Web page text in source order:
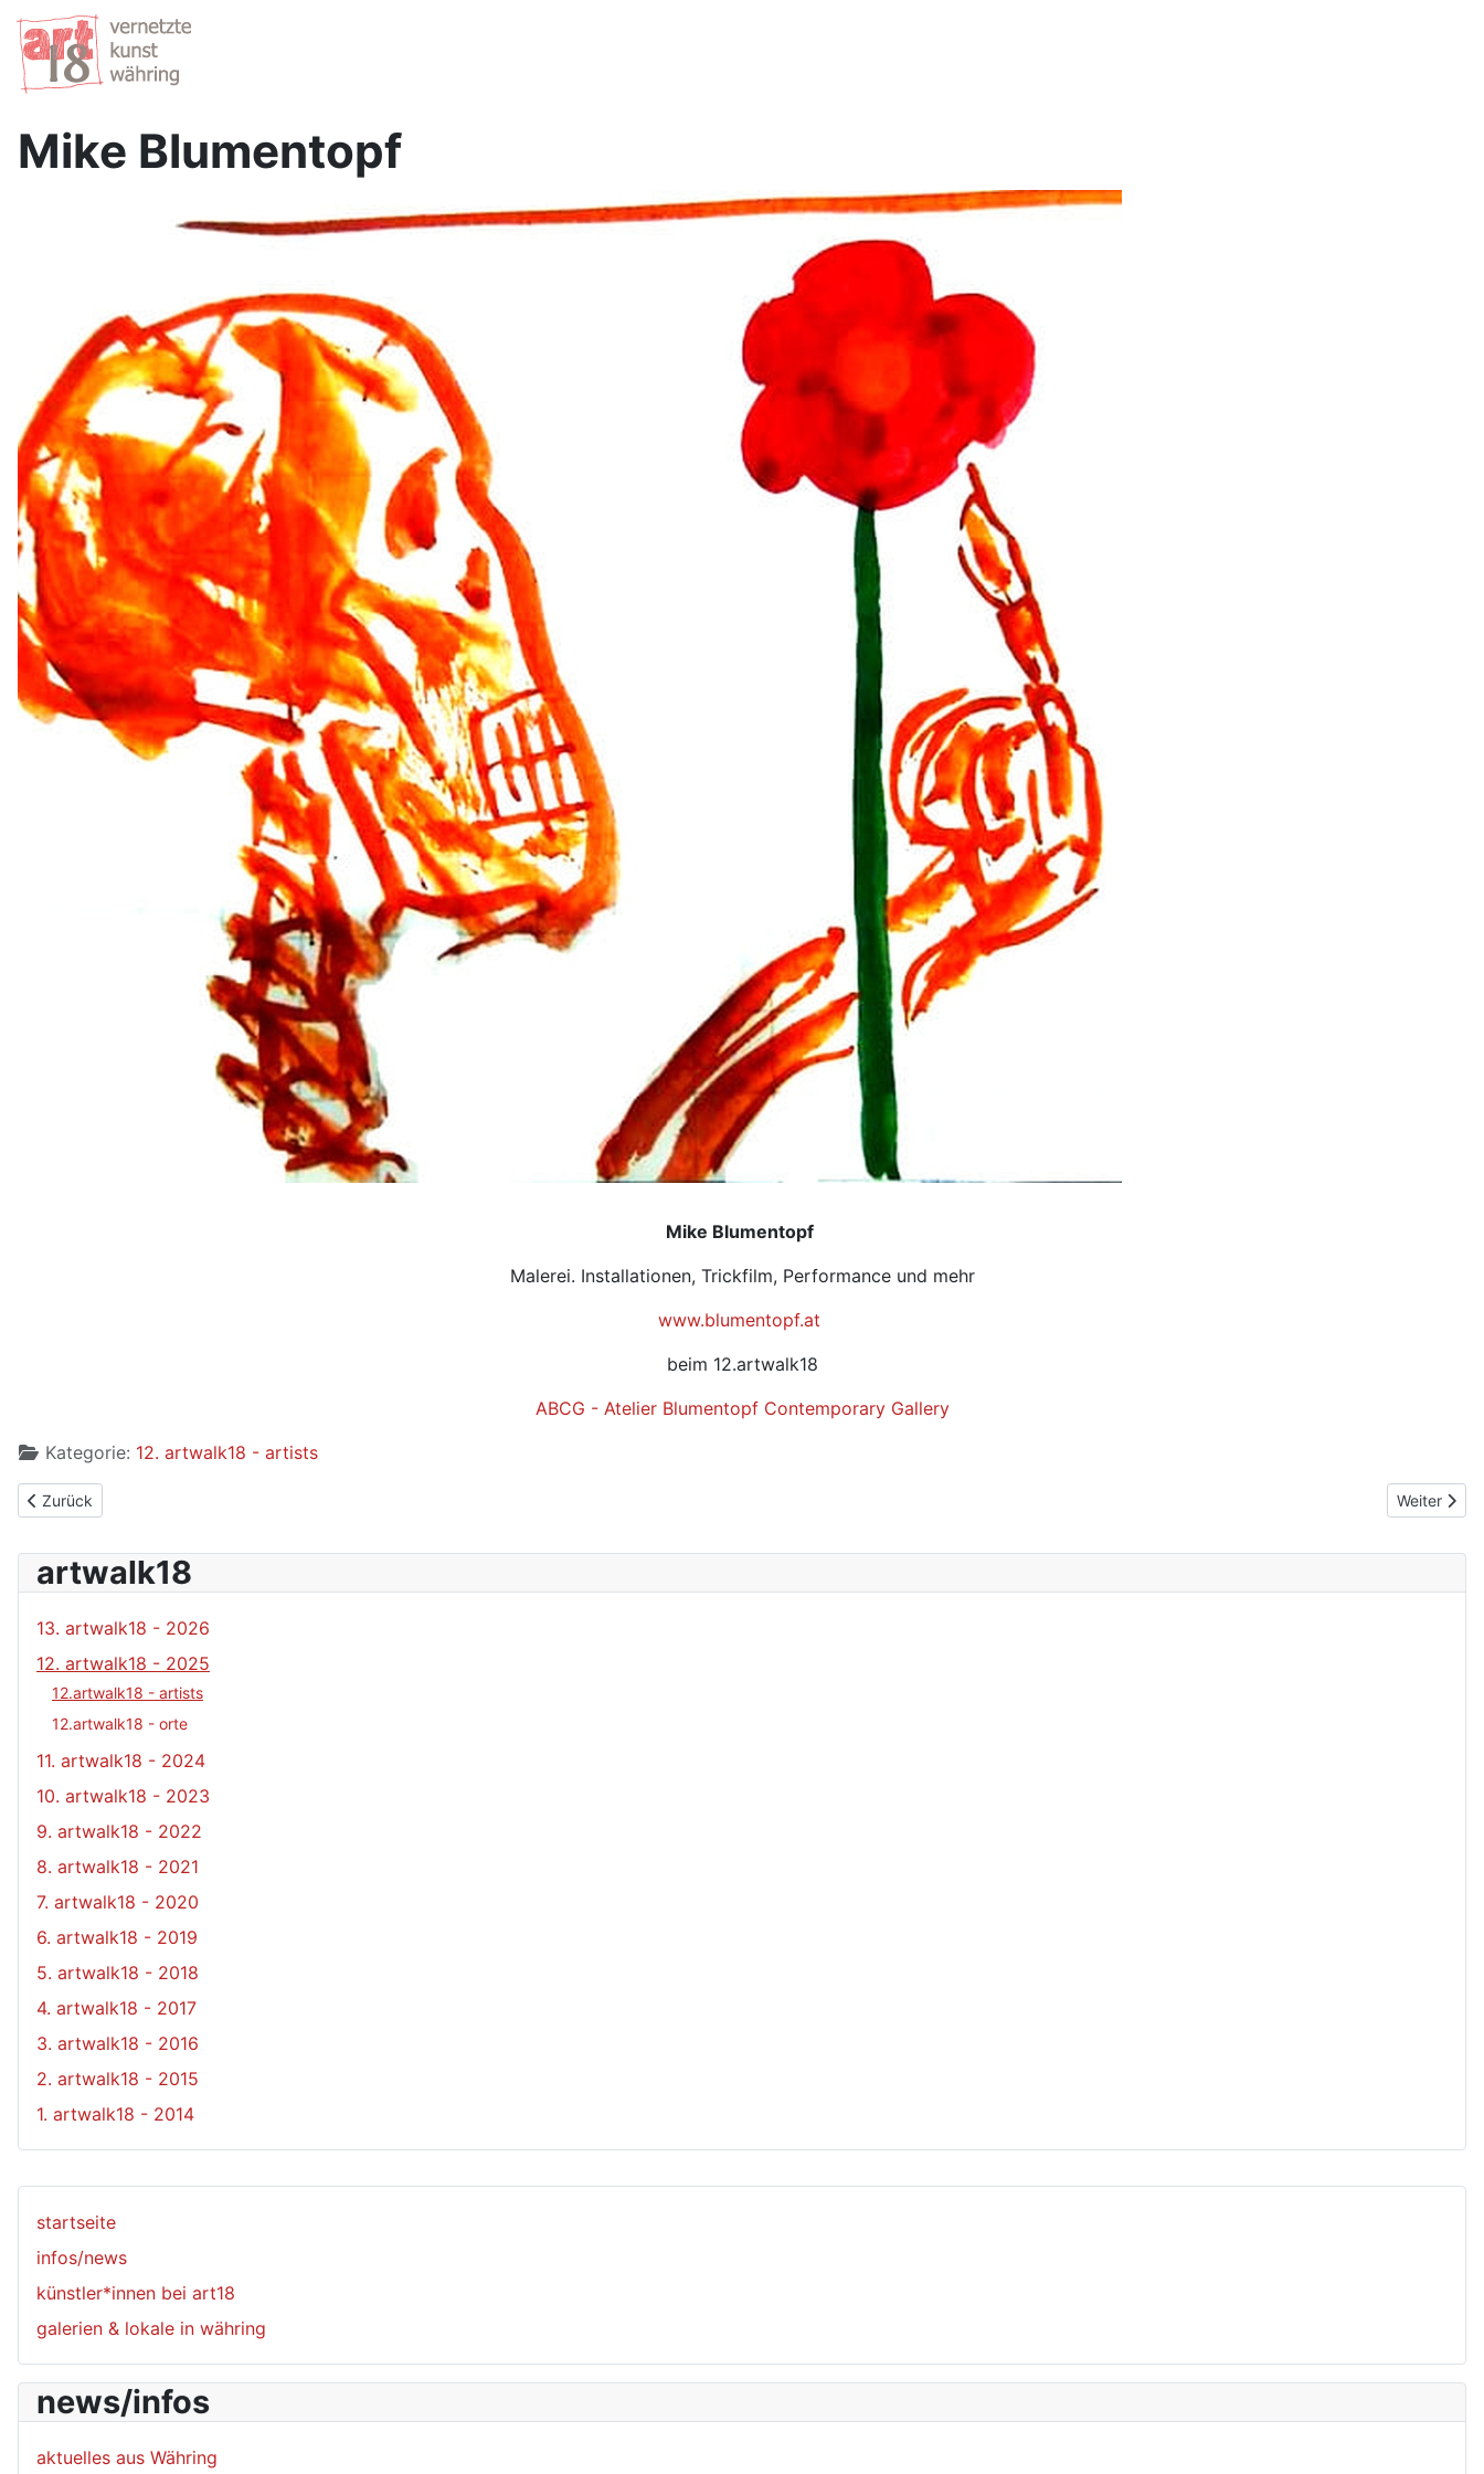
startseite
infos/news
künstler*innen bei art18
galerien & lokale in währing
news/infos
aktuelles aus Währing
Mike Blumentopf
Mike Blumentopf
Malerei. Installationen, Trickfilm, Performance und mehr
www.blumentopf.at
beim 12.artwalk18
ABCG - Atelier Blumentopf Contemporary Gallery
Kategorie: 12. artwalk18 - artists
Vorheriger Beitrag: Maxima Castaneda
Zurück Nächster
Weiter
artwalk18
13. artwalk18 - 2026
12. artwalk18 - 2025
12.artwalk18 - artists
12.artwalk18 - orte
11. artwalk18 - 2024
10. artwalk18 - 2023
9. artwalk18 - 2022
8. artwalk18 - 2021
7. artwalk18 - 2020
6. artwalk18 - 2019
5. artwalk18 - 2018
4. artwalk18 - 2017
3. artwalk18 - 2016
2. artwalk18 - 2015
1. artwalk18 - 2014